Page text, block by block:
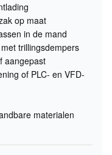
op maat
in de mand
trillingsdempers
aangepast
of PLC- en VFD-
materialen